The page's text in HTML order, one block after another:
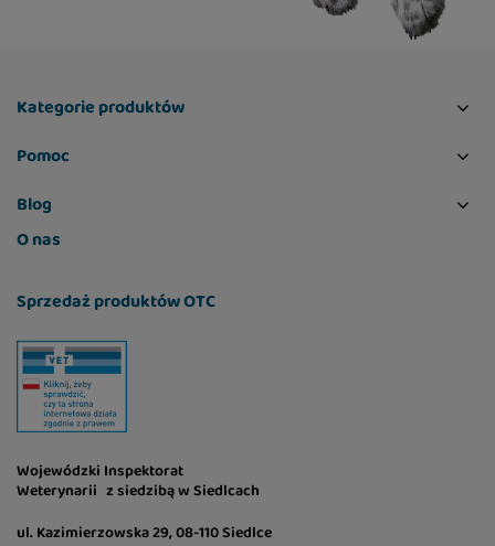
tłuszcz surowy 2,0%
sód 0,2%
Kategorie produktów
Pomoc
Blog
O nas
Sprzedaż produktów OTC
Wojewódzki Inspektorat
Weterynarii z siedzibą w Siedlcach
ul. Kazimierzowska 29, 08-110 Siedlce